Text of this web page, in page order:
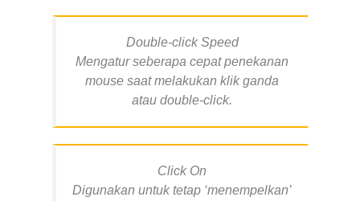
Double-click Speed
Mengatur seberapa cepat penekanan
mouse saat melakukan klik ganda
atau double-click.
Click On
Digunakan untuk tetap ‘menempelkan’